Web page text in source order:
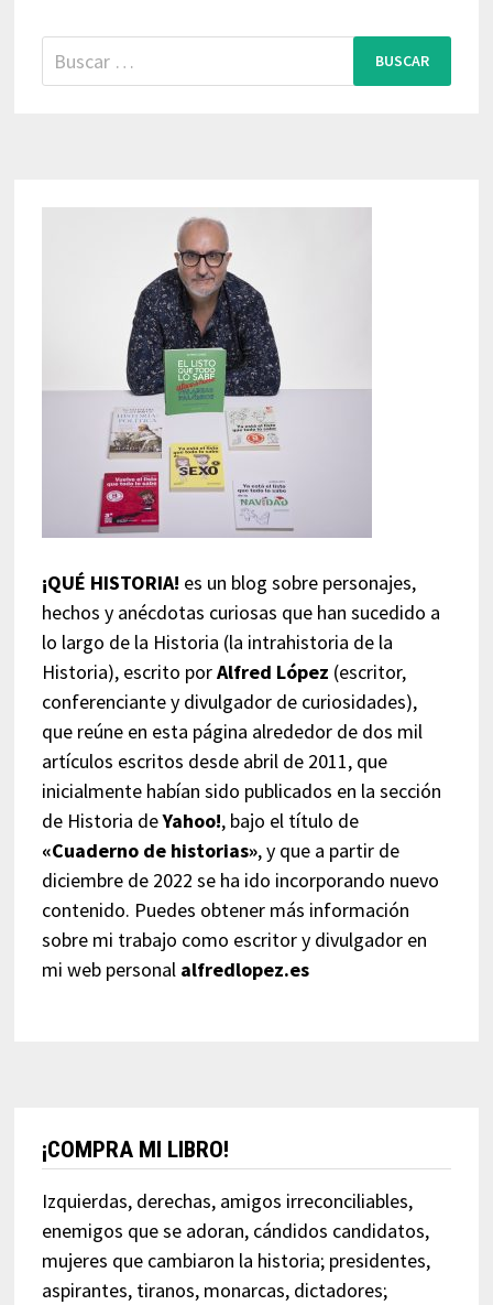
Buscar:
¡QUÉ HISTORIA! es un blog sobre personajes,
hechos y anécdotas curiosas que han sucedido a
lo largo de la Historia (la intrahistoria de la
Historia), escrito porAlfred López (escritor,
conferenciante y divulgador de curiosidades),
que reúne en esta página alrededor de dos mil
artículos escritos desde abril de 2011, que
inicialmente habían sido publicados en la sección
de Historia deYahoo!, bajo el título de
«Cuaderno de historias», y que a partir de
diciembre de 2022 se ha ido incorporando nuevo
contenido. Puedes obtener más información
sobre mi trabajo como escritor y divulgador en
mi web personal alfredlopez.es
¡COMPRA MI LIBRO!
Izquierdas, derechas, amigos irreconciliables,
enemigos que se adoran, cándidos candidatos,
mujeres que cambiaron la historia; presidentes,
aspirantes, tiranos, monarcas, dictadores;